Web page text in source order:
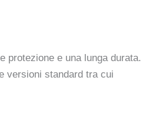
protezione e una lunga durata.
versioni standard tra cui